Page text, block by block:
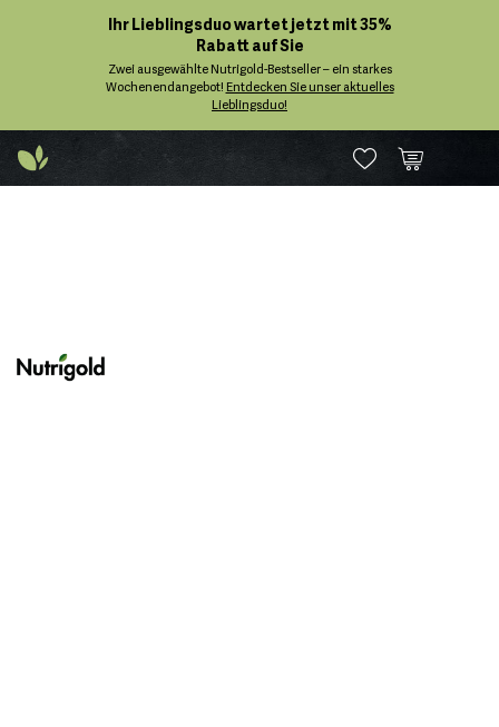
Ihr Lieblingsduo wartet jetzt mit 35%
Rabatt auf Sie
Zwei ausgewählte Nutrigold-Bestseller – ein starkes
Wochenendangebot! Entdecken Sie unser aktuelles
Lieblingsduo!